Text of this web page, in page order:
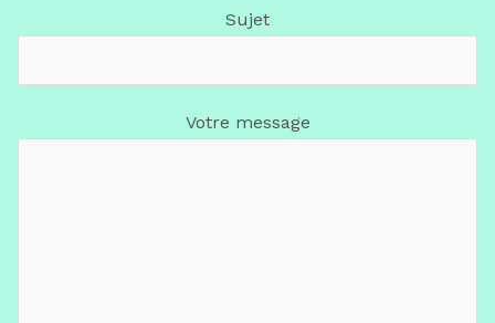
Sujet
Votre message